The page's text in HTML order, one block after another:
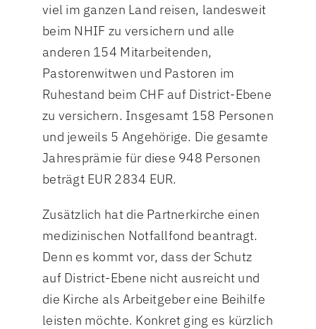
viel im ganzen Land reisen, landesweit
beim NHIF zu versichern und alle
anderen 154 Mitarbeitenden,
Pastorenwitwen und Pastoren im
Ruhestand beim CHF auf District-Ebene
zu versichern. Insgesamt 158 Personen
und jeweils 5 Angehörige. Die gesamte
Jahresprämie für diese 948 Personen
beträgt EUR 2834 EUR.
Zusätzlich hat die Partnerkirche einen
medizinischen Notfallfond beantragt.
Denn es kommt vor, dass der Schutz
auf District-Ebene nicht ausreicht und
die Kirche als Arbeitgeber eine Beihilfe
leisten möchte. Konkret ging es kürzlich